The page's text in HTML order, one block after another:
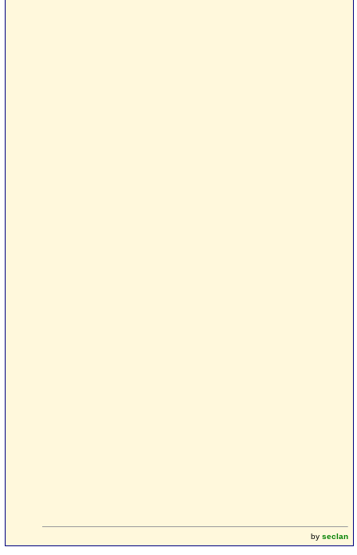
by seclan